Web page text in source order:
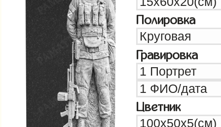
Полировка
Гравировка
Цветник